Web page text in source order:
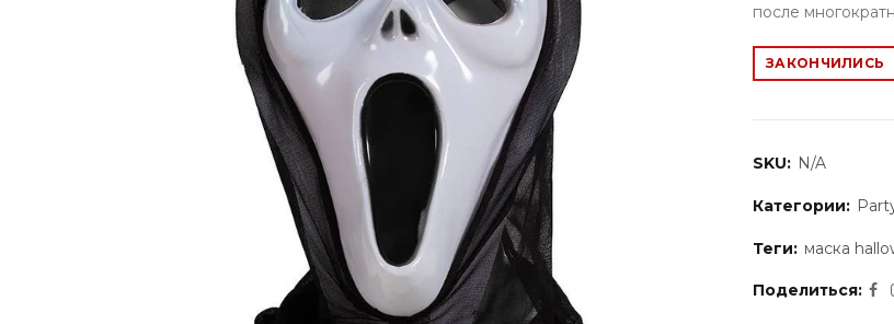
после
ЗАКОНЧИЛИСЬ
SKU: N/A
Категории:
Теги: маска
Поделиться